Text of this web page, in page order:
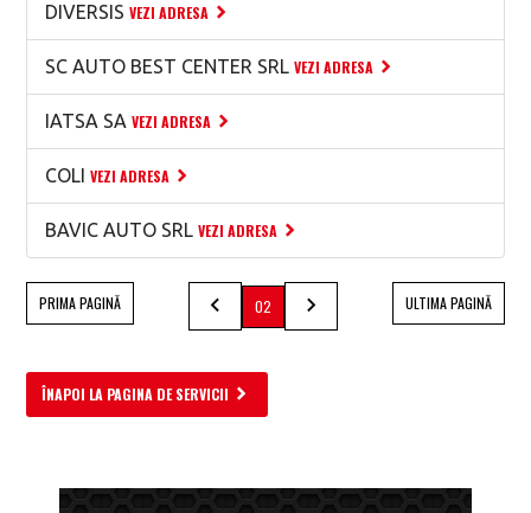
DIVERSIS VEZI ADRESA
SC AUTO BEST CENTER SRL VEZI ADRESA
IATSA SA VEZI ADRESA
COLI VEZI ADRESA
BAVIC AUTO SRL VEZI ADRESA
PRIMA PAGINĂ 02 ULTIMA PAGINĂ
ÎNAPOI LA PAGINA DE SERVICII